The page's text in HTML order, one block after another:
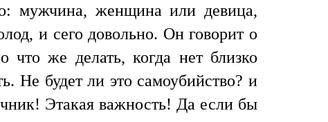
мужчина, женщина или девица,
и сего довольно. Он говорит о
что же делать, когда нет близко
Не будет ли это самоубийство? и
Этакая важность! Да если бы